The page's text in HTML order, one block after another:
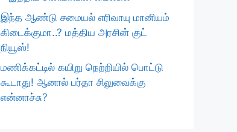
இந்த ஆண்டு சமையல் எரிவாயு மானியம்
கிடைக்குமா..? மத்திய அரசின் குட்
நியூஸ்!
மணிக்கட்டில் கயிறு நெற்றியில் பொட்டு
கூடாது! ஆனால் பர்தா சிலுவைக்கு
என்னாச்சு?